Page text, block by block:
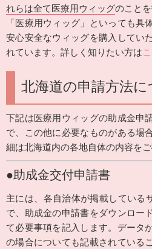
れらは全て医療用ウィッグのことを
「医療用ウィッグ」といっても具
安心安全なウィッグを購入してい
れています。詳しく知りたい方は
北海道の申請方法に
下記は医療用ウィッグの助成金申
で、この他に必要なものがある場
細は北海道内の各地自体の内容をご
●助成金交付申請書
主には、各自治体が掲載している
で、助成金の申請書をダウンロー
て必要事項を記入します。データ
の場合についても記載されている